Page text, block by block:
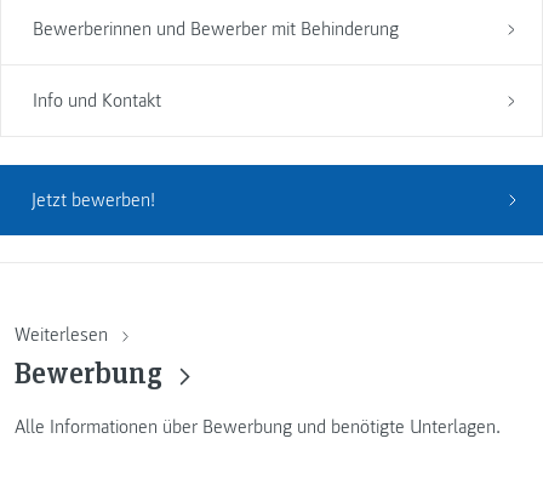
Bewerberinnen und Bewerber mit Behinderung
Info und Kontakt
Jetzt bewerben!
Weiterlesen
Bewerbung
Alle Informationen über Bewerbung und benötigte Unterlagen.